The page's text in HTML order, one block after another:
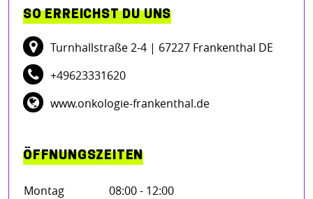
SO ERREICHST DU UNS
Turnhallstraße 2-4 | 67227 Frankenthal DE
+49623331620
www.onkologie-frankenthal.de
ÖFFNUNGSZEITEN
Montag
08:00 - 12:00